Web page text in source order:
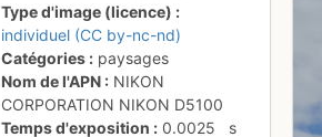
Type d'image (licence)
individuel (CC by-nc-nd)
Catégories
paysages
Nom de l'APN
NIKON
CORPORATION NIKON D5100
Temps d'exposition
0.0025
s